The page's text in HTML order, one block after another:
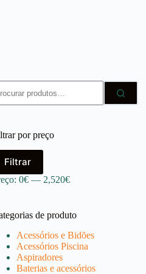
por preço
Filtrar
0€ — 2,520€
de produto
Acessórios e Bidões
Acessórios Piscina
Aspiradores
Baterias e acessórios